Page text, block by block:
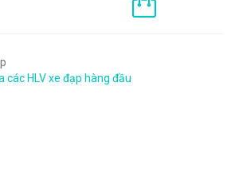
các HLV xe đạp hàng đầu